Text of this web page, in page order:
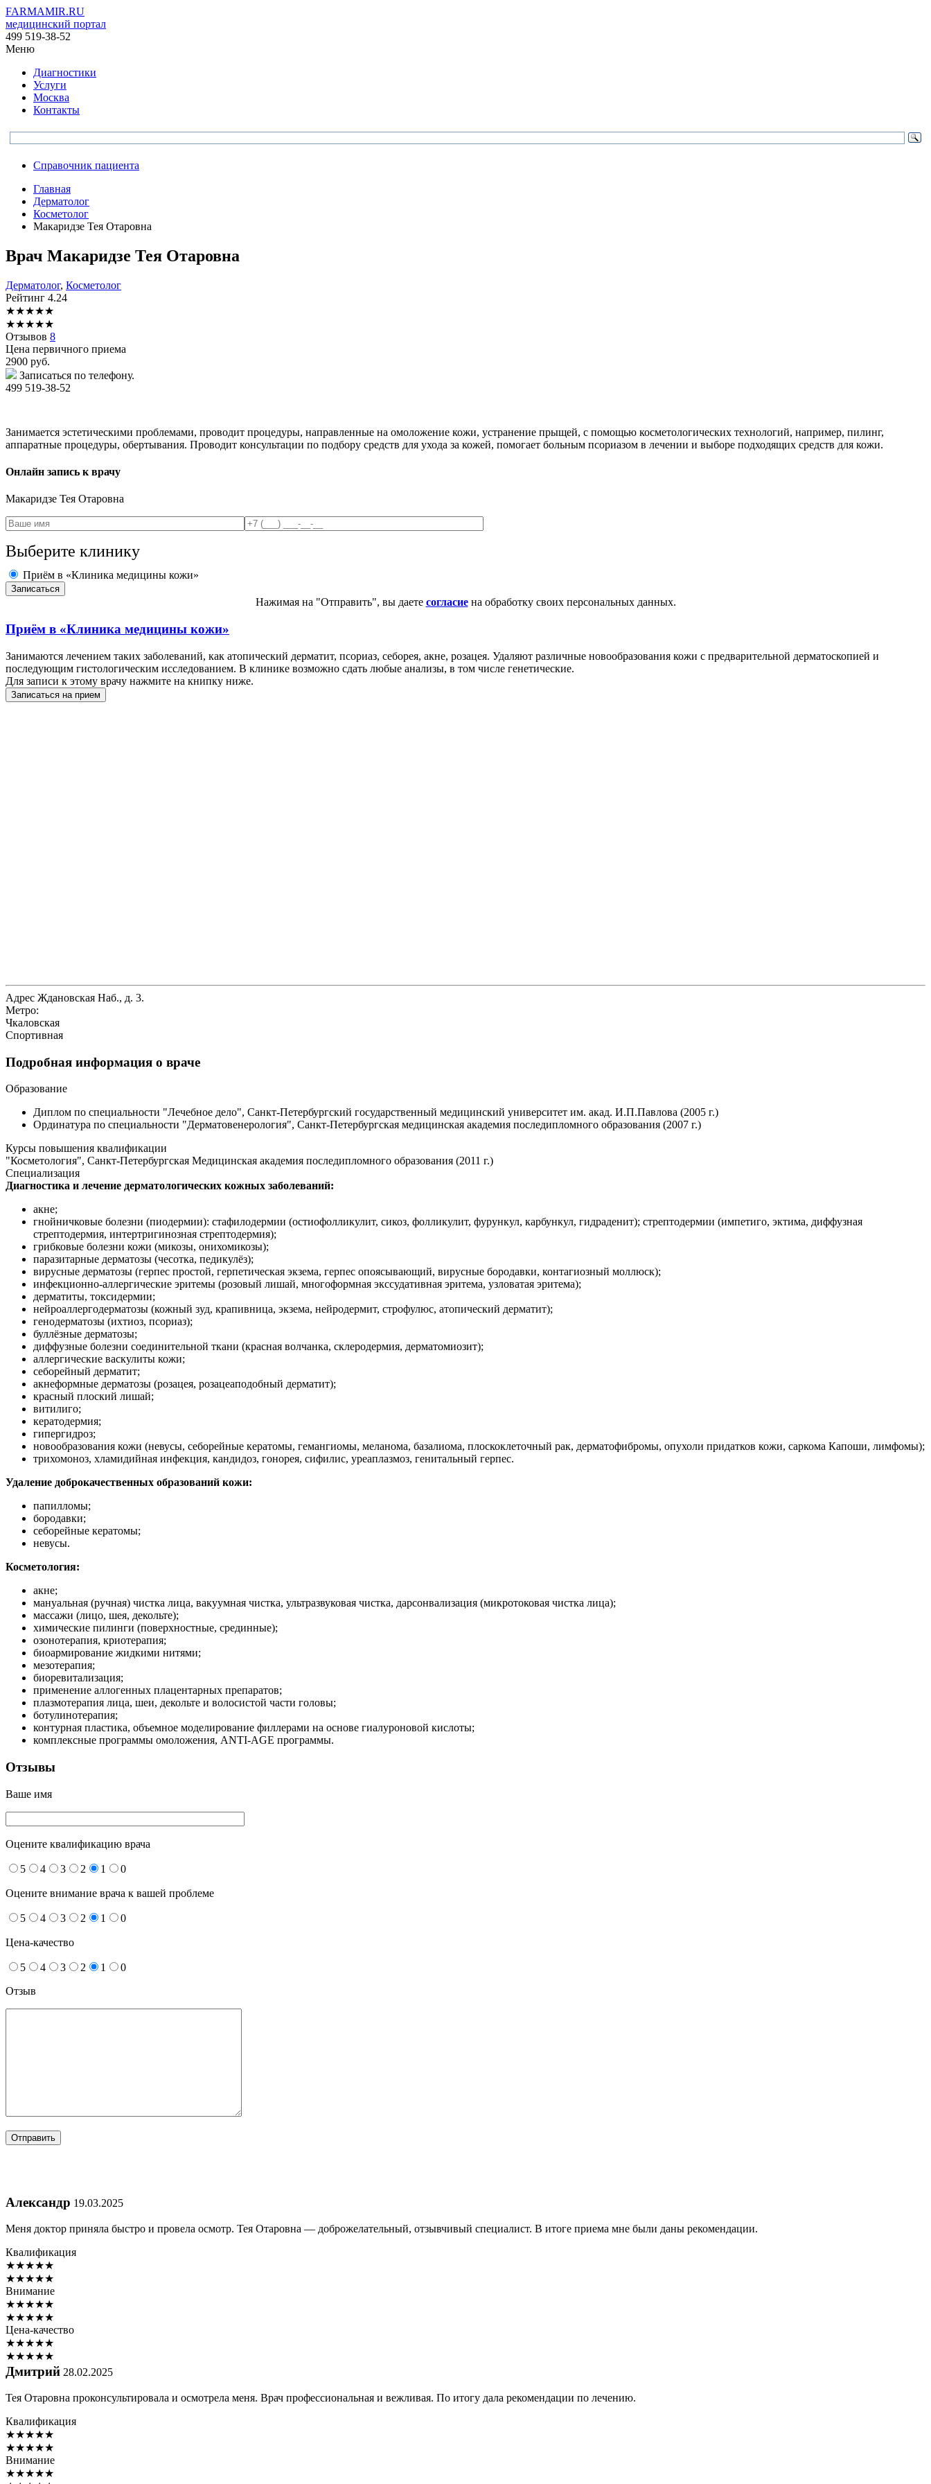
FARMAMIR.RU
медицинский портал
499 519-38-52
Меню
Диагностики
Услуги
Москва
Контакты
Справочник пациента
Главная
Дерматолог
Косметолог
Макаридзе Тея Отаровна
Врач Макаридзе Тея Отаровна
Дерматолог, Косметолог
Рейтинг 4.24
★★★★★
★★★★★
Отзывов 8
Цена первичного приема
2900 руб.
Записаться по телефону.
499 519-38-52
Занимается эстетическими проблемами, проводит процедуры, направленные на омоложение кожи, устранение прыщей, с помощью косметологических технологий, например, пилинг,
аппаратные процедуры, обертывания. Проводит консультации по подбору средств для ухода за кожей, помогает больным псориазом в лечении и выборе подходящих средств для кожи.
Онлайн запись к врачу
Макаридзе Тея Отаровна
Выберите клинику
Приём в «Клиника медицины кожи»
Нажимая на "Отправить", вы даете согласиена обработку своих персональных данных.
Приём в «Клиника медицины кожи»
Занимаются лечением таких заболеваний, как атопический дерматит, псориаз, себорея, акне, розацея. Удаляют различные новообразования кожи с предварительной дерматоскопией и
последующим гистологическим исследованием. В клинике возможно сдать любые анализы, в том числе генетические.
Для записи к этому врачу нажмите на книпку ниже.
Записаться на прием
Адрес Ждановская Наб., д. 3.
Метро:
Чкаловская
Спортивная
Подробная информация о враче
Образование
Диплом по специальности "Лечебное дело", Санкт-Петербургский государственный медицинский университет им. акад. И.П.Павлова (2005 г.)
Ординатура по специальности "Дерматовенерология", Санкт-Петербургская медицинская академия последипломного образования (2007 г.)
Курсы повышения квалификации
"Косметология", Санкт-Петербургская Медицинская академия последипломного образования (2011 г.)
Специализация
Диагностика и лечение дерматологических кожных заболеваний:
акне;
гнойничковые болезни (пиодермии): стафилодермии (остиофолликулит, сикоз, фолликулит, фурункул, карбункул, гидраденит); стрептодермии (импетиго, эктима, диффузная
стрептодермия, интертригинозная стрептодермия);
грибковые болезни кожи (микозы, онихомикозы);
паразитарные дерматозы (чесотка, педикулёз);
вирусные дерматозы (герпес простой, герпетическая экзема, герпес опоясывающий, вирусные бородавки, контагиозный моллюск);
инфекционно-аллергические эритемы (розовый лишай, многоформная экссудативная эритема, узловатая эритема);
дерматиты, токсидермии;
нейроаллергодерматозы (кожный зуд, крапивница, экзема, нейродермит, строфулюс, атопический дерматит);
генодерматозы (ихтиоз, псориаз);
буллёзные дерматозы;
диффузные болезни соединительной ткани (красная волчанка, склеродермия, дерматомиозит);
аллергические васкулиты кожи;
себорейный дерматит;
акнеформные дерматозы (розацея, розацеаподобный дерматит);
красный плоский лишай;
витилиго;
кератодермия;
гипергидроз;
новообразования кожи (невусы, себорейные кератомы, гемангиомы, меланома, базалиома, плоскоклеточный рак, дерматофибромы, опухоли придатков кожи, саркома Капоши, лимфомы);
трихомоноз, хламидийная инфекция, кандидоз, гонорея, сифилис, уреаплазмоз, генитальный герпес.
Удаление доброкачественных образований кожи:
папилломы;
бородавки;
себорейные кератомы;
невусы.
Косметология:
акне;
мануальная (ручная) чистка лица, вакуумная чистка, ультразвуковая чистка, дарсонвализация (микротоковая чистка лица);
массажи (лицо, шея, декольте);
химические пилинги (поверхностные, срединные);
озонотерапия, криотерапия;
биоармирование жидкими нитями;
мезотерапия;
биоревитализация;
применение аллогенных плацентарных препаратов;
плазмотерапия лица, шеи, декольте и волосистой части головы;
ботулинотерапия;
контурная пластика, объемное моделирование филлерами на основе гиалуроновой кислоты;
комплексные программы омоложения, ANTI-AGE программы.
Отзывы
Ваше имя
Оцените квалификацию врача
5 4 3 2 1 0
Оцените внимание врача к вашей проблеме
5 4 3 2 1 0
Цена-качество
5 4 3 2 1
0
Отзыв
Александр 19.03.2025
Меня доктор приняла быстро и провела осмотр. Тея Отаровна — доброжелательный, отзывчивый специалист. В итоге приема мне были даны рекомендации.
Квалификация
★★★★★
★★★★★
Внимание
★★★★★
★★★★★
Цена-качество
★★★★★
★★★★★
Дмитрий 28.02.2025
Тея Отаровна проконсультировала и осмотрела меня. Врач профессиональная и вежливая. По итогу дала рекомендации по лечению.
Квалификация
★★★★★
★★★★★
Внимание
★★★★★